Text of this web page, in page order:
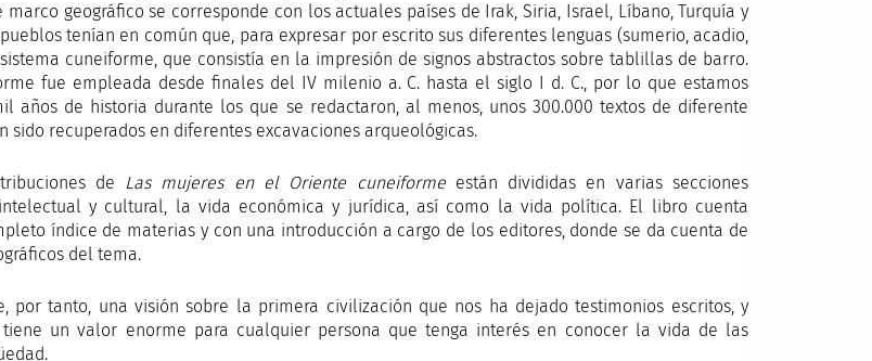
marco geográfico se corresponde con los actuales países de Irak, Siria, Israel, Líbano, Turquía y
tenían en común que, para expresar por escrito sus diferentes lenguas (sumerio, acadio,
cuneiforme, que consistía en la impresión de signos abstractos sobre tablillas de barro.
fue empleada desde finales del IV milenio a. C. hasta el siglo I d. C., por lo que estamos
años de historia durante los que se redactaron, al menos, unos 300.000 textos de diferente
sido recuperados en diferentes excavaciones arqueológicas.
de Las mujeres en el Oriente cuneiformeestán divididas en varias secciones
y cultural, la vida económica y jurídica, así como la vida política. El libro cuenta
índice de materias y con una introducción a cargo de los editores, donde se da cuenta de
del tema.
por tanto, una visión sobre la primera civilización que nos ha dejado testimonios escritos, y
tiene un valor enorme para cualquier persona que tenga interés en conocer la vida de las